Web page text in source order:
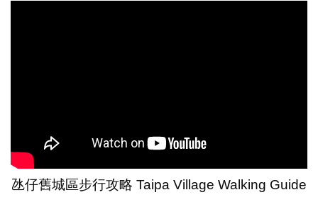
氹仔舊城區步行攻略 Taipa Village Walking Guide